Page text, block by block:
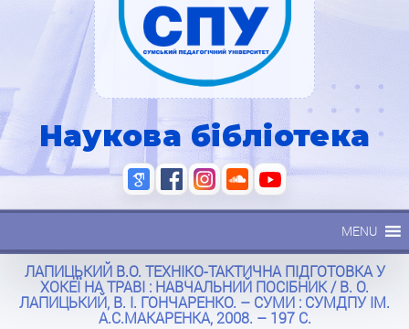
Наукова бібліотека
MENU
ЛАПИЦЬКИЙ В.О. ТЕХНІКО-ТАКТИЧНА ПІДГОТОВКА У
ХОКЕЇ НА ТРАВІ : НАВЧАЛЬНИЙ ПОСІБНИК / В. О.
ЛАПИЦЬКИЙ, В. І. ГОНЧАРЕНКО. – СУМИ : СУМДПУ ІМ.
А.С.МАКАРЕНКА, 2008. – 197 С.